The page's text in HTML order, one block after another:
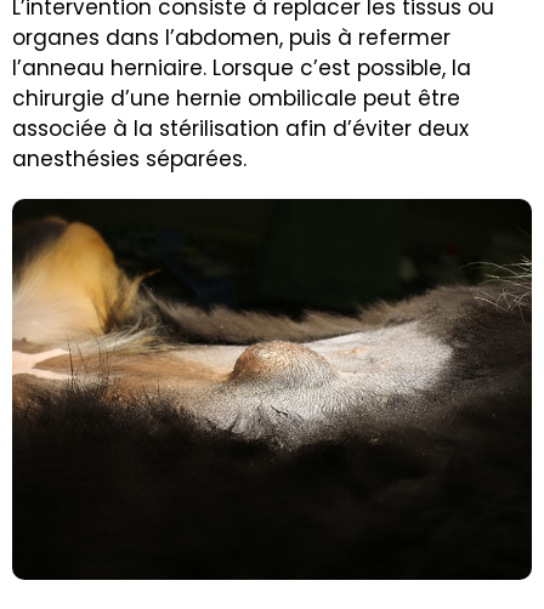
L’intervention consiste à replacer les tissus ou
organes dans l’abdomen, puis à refermer
l’anneau herniaire. Lorsque c’est possible, la
chirurgie d’une hernie ombilicale peut être
associée à la stérilisation afin d’éviter deux
anesthésies séparées.